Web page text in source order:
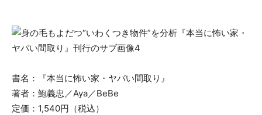
書名：『本当に怖い家・ヤバい間取り』
著者：鮑義忠／Aya／BeBe
定価：1,540円（税込）